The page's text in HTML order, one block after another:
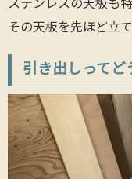
その天板を先ほど立
引き出しってど